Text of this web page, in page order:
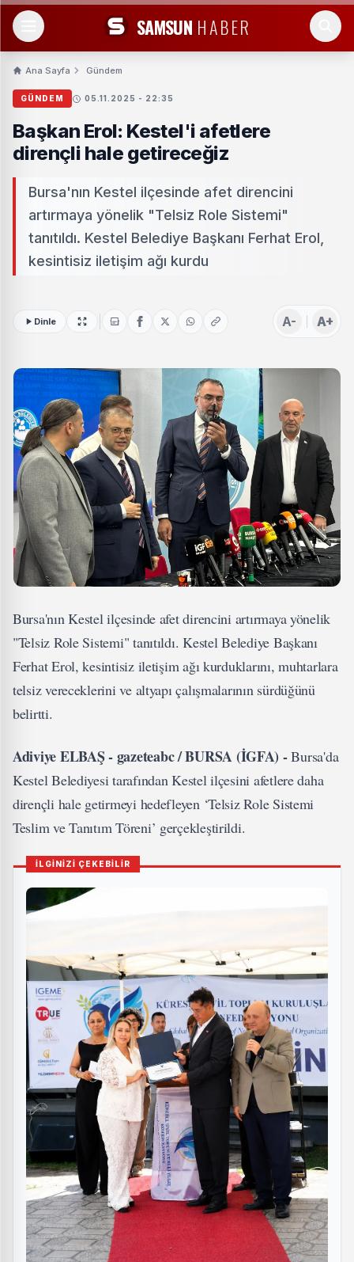
SAMSUN HABER
Ana Sayfa Gündem
GÜNDEM 05.11.2025 - 22:35
Başkan Erol: Kestel'i afetlere
dirençli hale getireceğiz
Bursa'nın Kestel ilçesinde afet direncini
artırmaya yönelik "Telsiz Role Sistemi"
tanıtıldı. Kestel Belediye Başkanı Ferhat Erol,
kesintisiz iletişim ağı kurdu
Dinle A- A+
Bursa'nın Kestel ilçesinde afet direncini artırmaya yönelik
"Telsiz Role Sistemi" tanıtıldı. Kestel Belediye Başkanı
Ferhat Erol, kesintisiz iletişim ağı kurduklarını, muhtarlara
telsiz vereceklerini ve altyapı çalışmalarının sürdüğünü
belirtti.
Adiviye ELBAŞ - gazeteabc / BURSA (İGFA) -Bursa'da
Kestel Belediyesi tarafından Kestel ilçesini afetlere daha
dirençli hale getirmeyi hedefleyen ‘Telsiz Role Sistemi
Teslim ve Tanıtım Töreni’ gerçekleştirildi.
İLGİNİZİ ÇEKEBİLİR